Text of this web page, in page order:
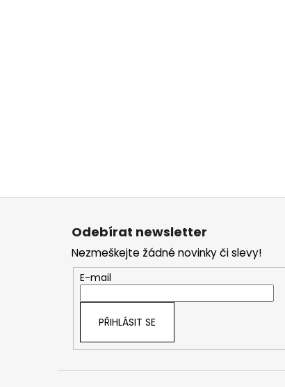
Z
Odebírat newsletter
Nezmeškejte žádné novinky či slevy!
E-mail
PŘIHLÁSIT SE